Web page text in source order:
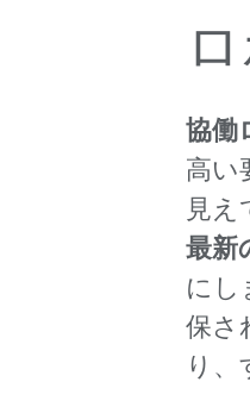
協働
高い
見え
最新
にし
保さ
り、